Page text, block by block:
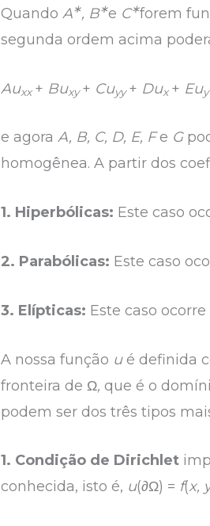
QuandoA∗, B∗e C∗forem
segunda ordem acima
Auxx + Buxy+ Cuyy+ Dux + Euy
e agoraA, B, C, D, E, Fe G
homogênea. A partir dos
1. Hiperbólicas: Este caso
2. Parabólicas: Este caso
3. Elípticas: Este caso
A nossa função u é definida
fronteira de Ω, que é o
podem ser dos três tipos
1. Condição de Dirichlet
conhecida, isto é, u(∂Ω) = f(x,